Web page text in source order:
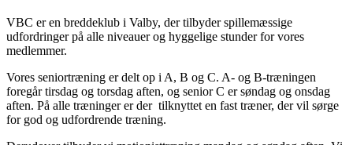
VBC er en breddeklub i Valby, der tilbyder spillemæssige
udfordringer på alle niveauer og hyggelige stunder for vores
medlemmer.
Vores seniortræning er delt op i A, B og C. A- og B-træningen
foregår tirsdag og torsdag aften, og senior C er søndag og onsdag
aften. På alle træninger er der tilknyttet en fast træner, der vil sørge
for god og udfordrende træning.